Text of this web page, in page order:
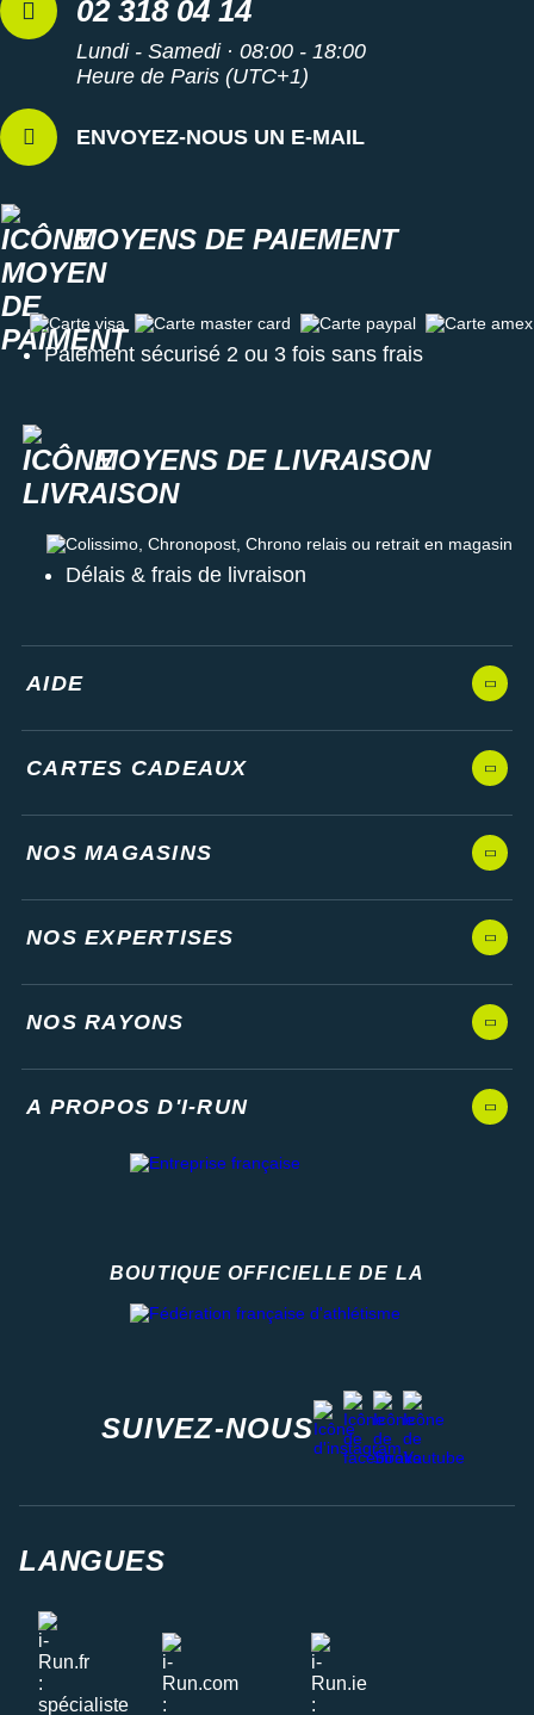
02 318 04 14
Lundi - Samedi · 08:00 - 18:00
Heure de Paris (UTC+1)
ENVOYEZ-NOUS UN E-MAIL
MOYENS DE PAIEMENT
Carte visa Carte master card Carte paypal Carte amex
Paiement sécurisé 2 ou 3 fois sans frais
MOYENS DE LIVRAISON
Colissimo, Chronopost, Chrono relais ou retrait en magasin
Délais & frais de livraison
AIDE
CARTES CADEAUX
NOS MAGASINS
NOS EXPERTISES
NOS RAYONS
A PROPOS D'I-RUN
BOUTIQUE OFFICIELLE DE LA
SUIVEZ-NOUS
instagram
facebook
stravayoutube
LANGUES